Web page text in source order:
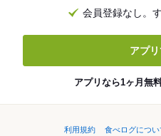
会員登録なし。
アプリ
アプリなら1ヶ月無
利用規約 食べログについ